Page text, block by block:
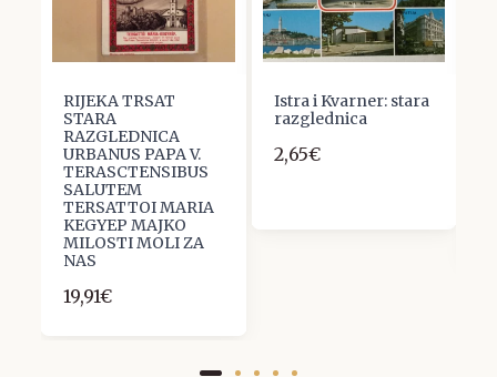
RIJEKA TRSAT
STARA
RAZGLEDNICA
URBANUS PAPA V.
TERASCTENSIBUS
SALUTEM
TERSATTOI MARIA
KEGYEP MAJKO
MILOSTI MOLI ZA
NAS
19,91€
Istra i Kvarner: stara
razglednica
2,65€